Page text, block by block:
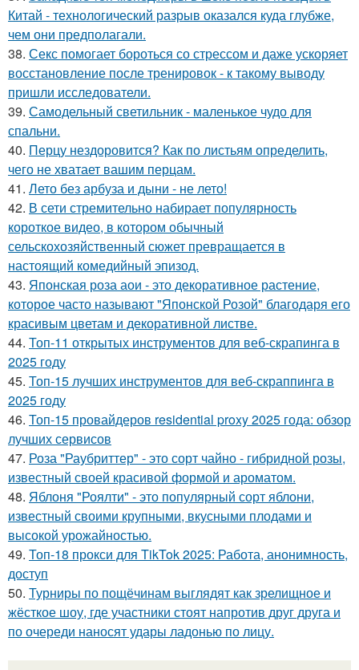
Китай - технологический разрыв оказался куда глубже,
чем они предполагали.
38. Секс помогает бороться со стрессом и даже ускоряет
восстановление после тренировок - к такому выводу
пришли исследователи.
39. Самодельный светильник - маленькое чудо для
спальни.
40. Перцу нездоровится? Как по листьям определить,
чего не хватает вашим перцам.
41. Лето без арбуза и дыни - не лето!
42. В сети стремительно набирает популярность
короткое видео, в котором обычный
сельскохозяйственный сюжет превращается в
настоящий комедийный эпизод.
43. Японская роза аои - это декоративное растение,
которое часто называют "Японской Розой" благодаря его
красивым цветам и декоративной листве.
44. Топ-11 открытых инструментов для веб-скрапинга в
2025 году
45. Топ-15 лучших инструментов для веб-скраппинга в
2025 году
46. Топ-15 провайдеров residential proxy 2025 года: обзор
лучших сервисов
47. Роза "Раубриттер" - это сорт чайно - гибридной розы,
известный своей красивой формой и ароматом.
48. Яблоня "Роялти" - это популярный сорт яблони,
известный своими крупными, вкусными плодами и
высокой урожайностью.
49. Топ-18 прокси для TikTok 2025: Работа, анонимность,
доступ
50. Турниры по пощёчинам выглядят как зрелищное и
жёсткое шоу, где участники стоят напротив друг друга и
по очереди наносят удары ладонью по лицу.